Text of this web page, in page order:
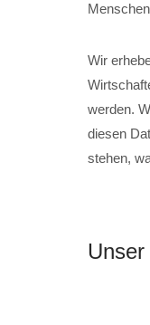
Wir
werden.
diesen
stehen,